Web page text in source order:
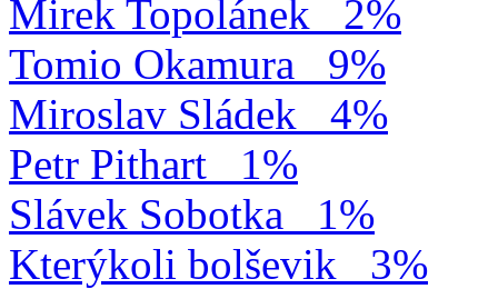
Mirek Topolánek
2%
Tomio Okamura
9%
Miroslav Sládek
4%
Petr Pithart
1%
Slávek Sobotka
1%
Kterýkoli bolševik
3%